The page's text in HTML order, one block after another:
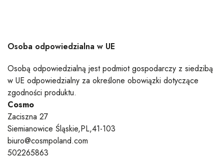
Osoba odpowiedzialna w UE
Osobą odpowiedzialną jest podmiot gospodarczy z siedzibą
w UE odpowiedzialny za określone obowiązki dotyczące
zgodności produktu.
Cosmo
Zaciszna 27
Siemianowice Śląskie,PL,41-103
biuro@cosmpoland.com
502265863